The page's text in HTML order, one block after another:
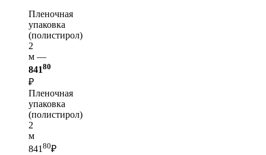
Пленочная
упаковка
(полистирол)
2
м —
84180
₽
Пленочная
упаковка
(полистирол)
2
м
84180₽